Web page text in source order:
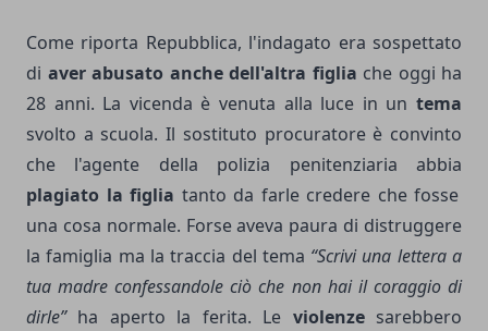
Come riporta Repubblica, l'indagato era sospettato
di aver abusato anche dell'altra figlia che oggi ha
28 anni. La vicenda è venuta alla luce in un tema
svolto a scuola. Il sostituto procuratore è convinto
che l'agente della polizia penitenziaria abbia
plagiato la figlia tanto da farle credere che fosse
una cosa normale. Forse aveva paura di distruggere
la famiglia ma la traccia del tema “Scrivi una lettera a
tua madre confessandole ciò che non hai il coraggio di
dirle”ha aperto la ferita. Le violenzesarebbero